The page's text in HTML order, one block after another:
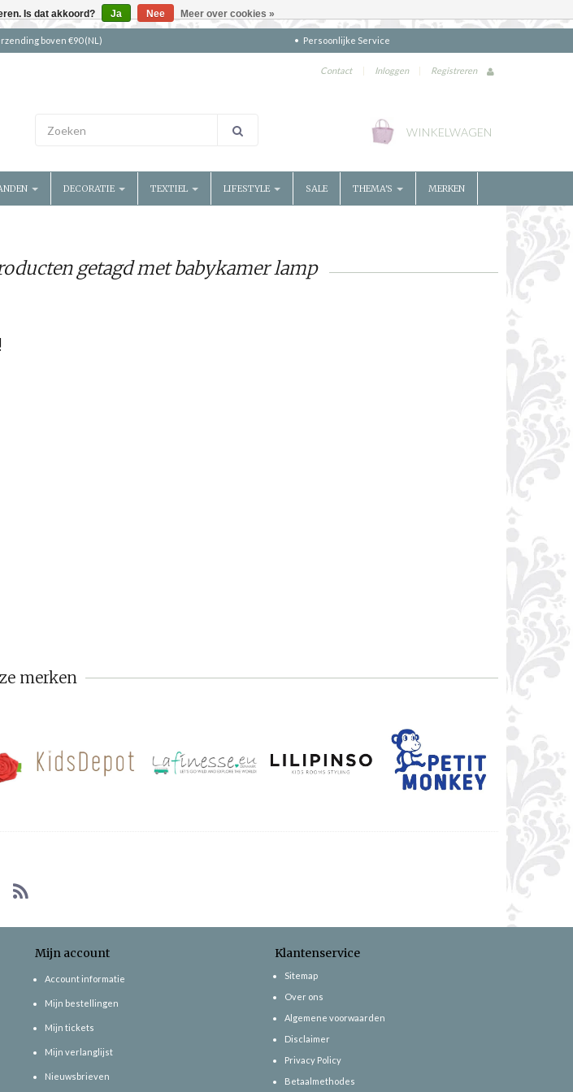
boven €90 (NL) Persoonlijke Service
Contact | Inloggen | Registreren
WINKELWAGEN
DECORATIE TEXTIEL LIFESTYLE SALE THEMA'S MERKEN
getagd met babykamer lamp
merken
Mijn account
Account informatie
Mijn bestellingen
Mijn tickets
Mijn verlanglijst
Nieuwsbrieven
Klantenservice
Sitemap
Over ons
Algemene voorwaarden
Disclaimer
Privacy Policy
Betaalmethodes
Is dat akkoord? Ja Nee Meer over cookies »